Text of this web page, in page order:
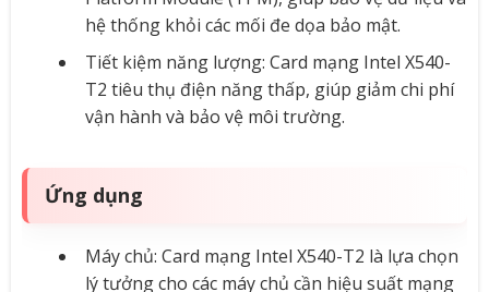
hệ thống khỏi các mối đe dọa bảo mật.
Tiết kiệm năng lượng: Card mạng Intel X540-
T2 tiêu thụ điện năng thấp, giúp giảm chi phí
vận hành và bảo vệ môi trường.
Ứng dụng
Máy chủ: Card mạng Intel X540-T2 là lựa chọn
lý tưởng cho các máy chủ cần hiệu suất mạng